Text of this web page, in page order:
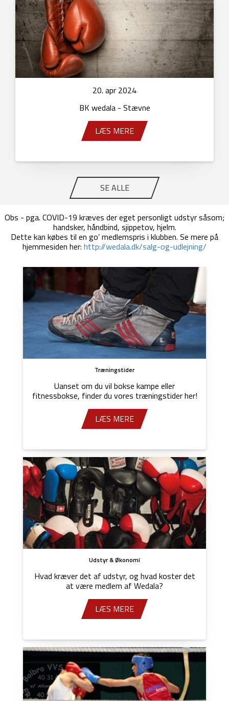
20. apr 2024
BK wedala - Stævne
LÆS MERE
SE ALLE
Obs - pga. COVID-19 kræves der eget personligt udstyr såsom;
handsker, håndbind, sjippetov, hjelm.
Dette kan købes til en go’ medlemspris i klubben. Se mere på
hjemmesiden her: http://wedala.dk/salg-og-udlejning/
Træningstider
Uanset om du vil bokse kampe eller
fitnessbokse, finder du vores træningstider her!
LÆS MERE
Udstyr & Økonomi
Hvad kræver det af udstyr, og hvad koster det
at være medlem af Wedala?
LÆS MERE